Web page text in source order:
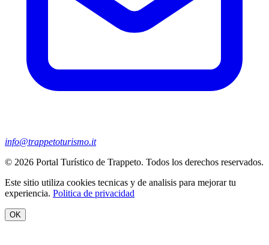
info@trappetoturismo.it
© 2026 Portal Turístico de Trappeto. Todos los derechos reservados.
Este sitio utiliza cookies tecnicas y de analisis para mejorar tu
experiencia. Politica de privacidad
OK